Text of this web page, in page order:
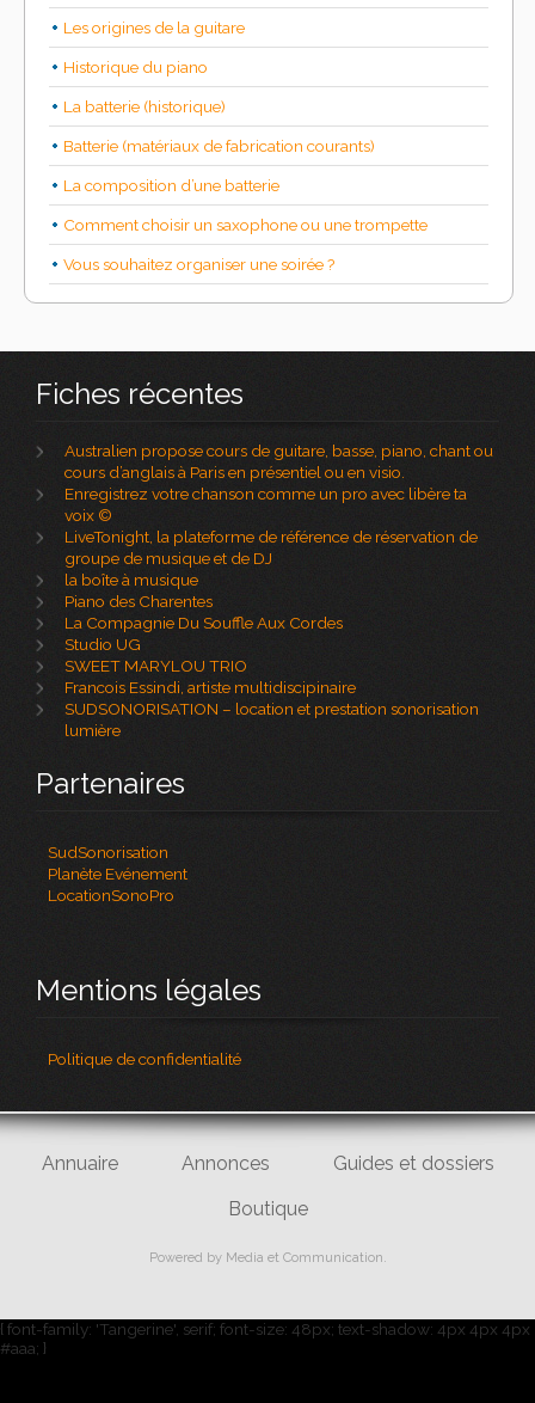
Les origines de la guitare
Historique du piano
La batterie (historique)
Batterie (matériaux de fabrication courants)
La composition d’une batterie
Comment choisir un saxophone ou une trompette
Vous souhaitez organiser une soirée ?
Fiches récentes
Australien propose cours de guitare, basse, piano, chant ou
cours d’anglais à Paris en présentiel ou en visio.
Enregistrez votre chanson comme un pro avec libère ta
voix ©
LiveTonight, la plateforme de référence de réservation de
groupe de musique et de DJ
la boîte à musique
Piano des Charentes
La Compagnie Du Souffle Aux Cordes
Studio UG
SWEET MARYLOU TRIO
Francois Essindi, artiste multidiscipinaire
SUDSONORISATION – location et prestation sonorisation
lumière
Partenaires
SudSonorisation
Planète Evénement
LocationSonoPro
Mentions légales
Politique de confidentialité
Annuaire Annonces
Guides et dossiers
Boutique
Powered by Media et Communication.
{ font-family: 'Tangerine', serif; font-size: 48px; text-shadow: 4px 4px 4px
#aaa; }